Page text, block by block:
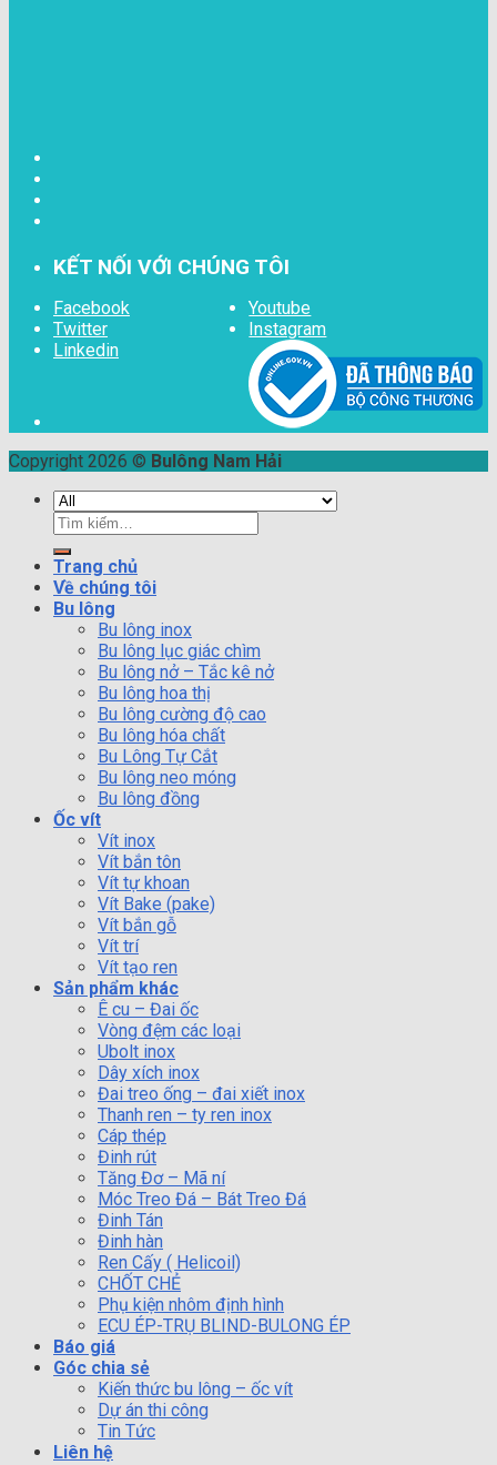
KẾT NỐI VỚI CHÚNG TÔI
Facebook
Youtube
Twitter
Instagram
Linkedin
Copyright 2026 © Bulông Nam Hải
Tìm
Trang chủ
Về chúng tôi
Bu lông
Bu lông inox
Bu lông lục giác chìm
Bu lông nở – Tắc kê nở
Bu lông hoa thị
Bu lông cường độ cao
Bu lông hóa chất
Bu Lông Tự Cắt
Bu lông neo móng
Bu lông đồng
Ốc vít
Vít inox
Vít bắn tôn
Vít tự khoan
Vít Bake (pake)
Vít bắn gỗ
Vít trí
Vít tạo ren
Sản phẩm khác
Ê cu – Đai ốc
Vòng đệm các loại
Ubolt inox
Dây xích inox
Đai treo ống – đai xiết inox
Thanh ren – ty ren inox
Cáp thép
Đinh rút
Tăng Đơ – Mã ní
Móc Treo Đá – Bát Treo Đá
Đinh Tán
Đinh hàn
Ren Cấy ( Helicoil)
CHỐT CHẺ
Phụ kiện nhôm định hình
ECU ÉP-TRỤ BLIND-BULONG ÉP
Báo giá
Góc chia sẻ
Kiến thức bu lông – ốc vít
Dự án thi công
Tin Tức
Liên hệ